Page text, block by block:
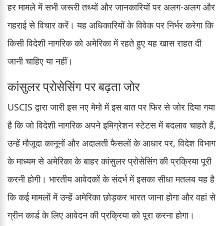
हर मामले में सभी जरूरी तथ्यों और जानकारियों पर अलग-अलग और
गहराई से विचार करें। यह अधिकारियों के विवेक पर निर्भर करेगा कि
किसी विदेशी नागरिक को अमेरिका में रहते हुए यह खास राहत दी
जानी चाहिए या नहीं।
कांसुलर प्रोसेसिंग पर बढ़ता जोर
USCIS द्वारा जारी इस नए मेमो में इस बात पर फिर से जोर दिया गया
है कि जो विदेशी नागरिक अपने इमिग्रेशन स्टेटस में बदलाव चाहते हैं,
उन्हें मौजूदा कानूनों और अदालती फैसलों के आधार पर, विदेश विभाग
के माध्यम से अमेरिका के बाहर कांसुलर प्रोसेसिंग की प्रक्रिया पूरी
करनी होगी। भारतीय आवेदकों के संदर्भ में इसका सीधा मतलब यह है
कि कई मामलों में उन्हें अमेरिका छोड़कर भारत जाना होगा और वहां से
ग्रीन कार्ड के लिए आवेदन की प्रक्रिया को पूरा करना होगा।